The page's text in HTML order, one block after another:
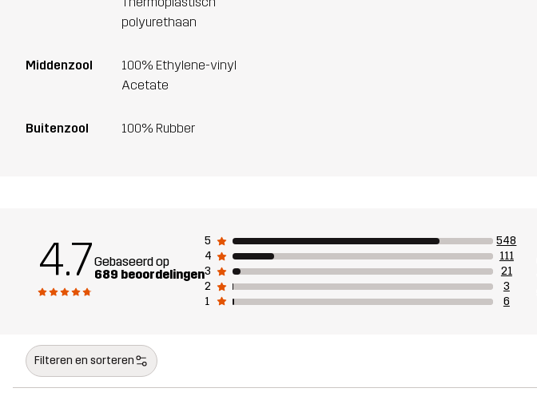
polyurethaan
Middenzool
100% Ethylene-vinyl
Acetate
Buitenzool 100% Rubber
4.7Gebaseerd op
689 beoordelingen
5
548
4
111
3
21
2
3
1
6
Filteren en sorteren